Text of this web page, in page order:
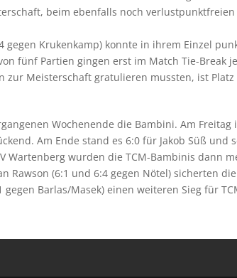
beim ebenfalls noch
gegen Krukenkamp) konnte in ihrem Einzel
fünf Partien gingen erst im Match Tie-Break
zur Meisterschaft gratulieren mussten, ist
Wochenende die Bambini. Am
Am Ende stand es 6:0 für Jakob Süß und
Wartenberg wurden die TCM-Bambinis dann
Rawson (6:1 und 6:4 gegen Nötel) sicherten
gegen Barlas/Masek) einen weiteren Sieg für